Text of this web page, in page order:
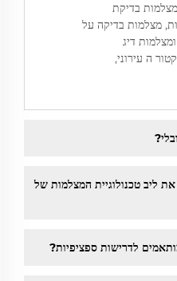
בדיקת
מצלמות בדיקה על
גבי מוטות מתכ expanding ומצלמות דיג
ה עירוני,
את ליב טכנולוגיית המצלמות של
לדרישות ספציפיות?